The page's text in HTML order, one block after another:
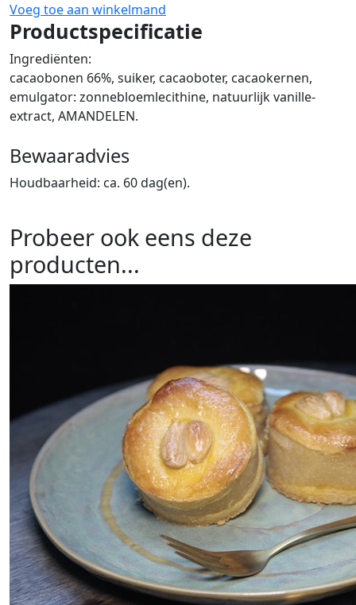
Voeg toe aan winkelmand
Productspecificatie
Ingrediënten:
cacaobonen 66%, suiker, cacaoboter, cacaokernen,
emulgator: zonnebloemlecithine, natuurlijk vanille-
extract, AMANDELEN.
Bewaaradvies
Houdbaarheid: ca. 60 dag(en).
Probeer ook eens deze
producten...